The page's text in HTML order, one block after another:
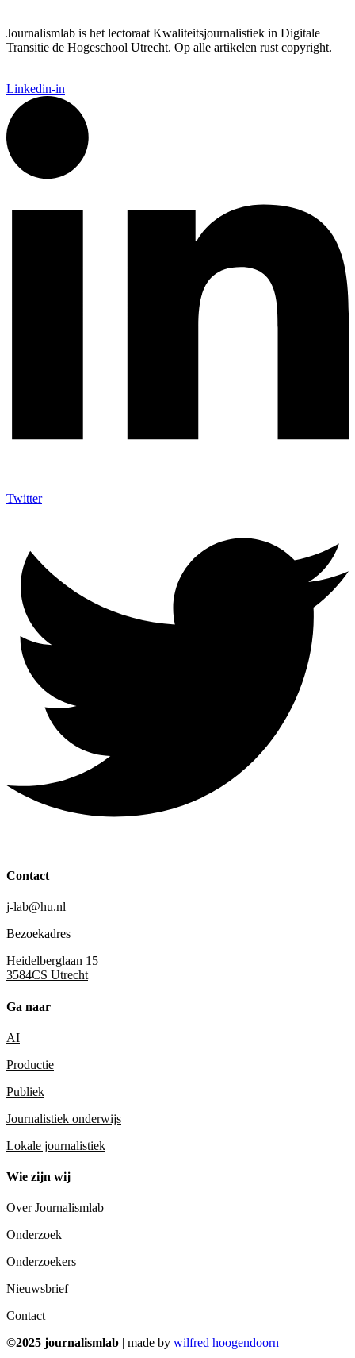
Journalismlab is het lectoraat Kwaliteitsjournalistiek in Digitale
Transitie de Hogeschool Utrecht. Op alle artikelen rust copyright.
Linkedin-in
Twitter
Contact
j-lab@hu.nl
Bezoekadres
Heidelberglaan 15
3584CS Utrecht
Ga naar
AI
Productie
Publiek
Journalistiek onderwijs
Lokale journalistiek
Wie zijn wij
Over Journalismlab
Onderzoek
Onderzoekers
Nieuwsbrief
Contact
©2025 journalismlab | made by wilfred hoogendoorn